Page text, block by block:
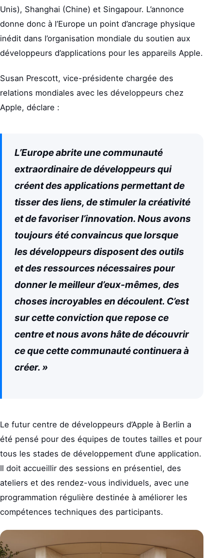
Unis), Shanghai (Chine) et Singapour. L’annonce
donne donc à l’Europe un point d’ancrage physique
inédit dans l’organisation mondiale du soutien aux
développeurs d’applications pour les appareils Apple.
Susan Prescott, vice-présidente chargée des
relations mondiales avec les développeurs chez
Apple, déclare :
L’Europe abrite une communauté
extraordinaire de développeurs qui
créent des applications permettant de
tisser des liens, de stimuler la créativité
et de favoriser l’innovation. Nous avons
toujours été convaincus que lorsque
les développeurs disposent des outils
et des ressources nécessaires pour
donner le meilleur d’eux-mêmes, des
choses incroyables en découlent. C’est
sur cette conviction que repose ce
centre et nous avons hâte de découvrir
ce que cette communauté continuera à
créer. »
Le futur centre de développeurs d’Apple à Berlin a
été pensé pour des équipes de toutes tailles et pour
tous les stades de développement d’une application.
Il doit accueillir des sessions en présentiel, des
ateliers et des rendez-vous individuels, avec une
programmation régulière destinée à améliorer les
compétences techniques des participants.